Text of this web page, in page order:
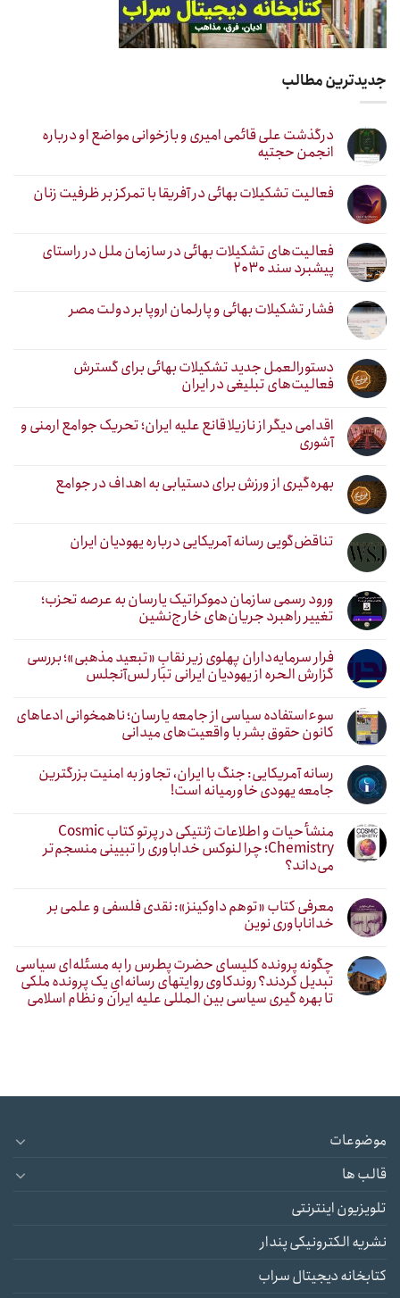
جدیدترین مطالب
درگذشت علی قائمی امیری و بازخوانی مواضع او درباره
انجمن حجتیه
فعالیت تشکیلات بهائی در آفریقا با تمرکز بر ظرفیت زنان
فعالیت‌های تشکیلات بهائی در سازمان ملل در راستای
پیشبرد سند ۲۰۳۰
فشار تشکیلات بهائی و پارلمان اروپا بر دولت مصر
دستورالعمل جدید تشکیلات بهائی برای گسترش
فعالیت‌های تبلیغی در ایران
اقدامی دیگر از نازیلا قانع علیه ایران؛ تحریک جوامع ارمنی و
آشوری
بهره‌گیری از ورزش برای دستیابی به اهداف در جوامع
تناقض‌گویی رسانه آمریکایی درباره یهودیان ایران
ورود رسمی سازمان دموکراتیک یارسان به عرصه تحزب؛
تغییر راهبرد جریان‌های خارج‌نشین
فرار سرمایه‌داران پهلوی زیر نقابِ «تبعید مذهبی»؛ بررسی
گزارش الحره از یهودیان ایرانی تبار لس‌آنجلس
سوءاستفاده سیاسی از جامعه یارسان؛ ناهمخوانی ادعاهای
کانون حقوق بشر با واقعیت‌های میدانی
رسانه آمریکایی: جنگ با ایران، تجاوز به امنیت بزرگترین
جامعه یهودی خاورمیانه است!
منشأ حیات و اطلاعات ژنتیکی در پرتو کتاب Cosmic
Chemistry؛ چرا لنوکس خداباوری را تبیینی منسجم‌تر
می‌داند؟
معرفی کتاب «توهم داوکینز»: نقدی فلسفی و علمی بر
خداناباوری نوین
چگونه پرونده کلیسای حضرت پطرس را به مسئله‌ای سیاسی
تبدیل کردند؟ روندکاوی روایتهای رسانه‌ایِ یک پرونده ملکی
تا بهره گیری سیاسی بین المللی علیه ایران و نظام اسلامی
موضوعات
قالب ها
تلویزیون اینترنتی
نشریه الکترونیکی پندار
کتابخانه دیجیتال سراب